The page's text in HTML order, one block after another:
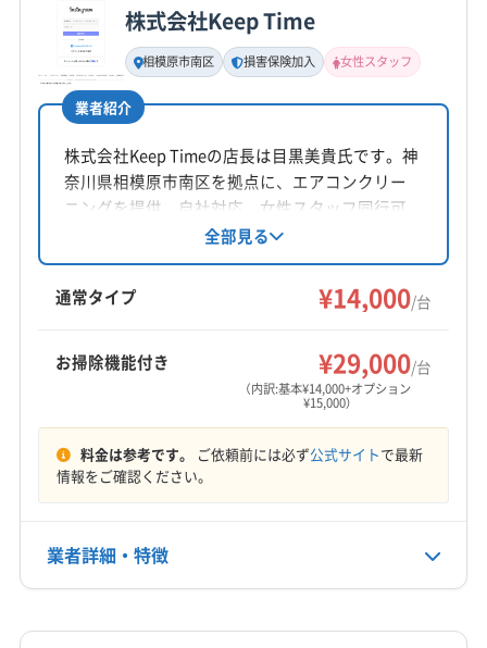
自宅の環境に合わせたお手入れが大切です。
より詳しいお住まいのエリアの情報は、以下の
一覧から各区のページ
株式会社Keep Time
相模原市南区 損害保険加入 女性スタッフ
業者紹介
株式会社Keep Timeの店長は目黒美貴氏です。神
奈川県相模原市南区を拠点に、エアコンクリー
ニングを提供。自社対応、女性スタッフ同行可
能、損害保険加入済みです。大手での業務経験
も豊富で、仕上がりに不満の場合は無料で追加
対応。年中無休で、平日8時から19時、土日祝日
9時から19時まで営業しています。複数台割引や
全部見る
通常タイプ ¥14,000/台
お掃除機能付き ¥29,000/台
（内訳:基本¥14,000+オプション
¥15,000）
料金は参考です。 ご依頼前には必ず公式サイトで最新
情報をご確認ください。
業者詳細・特徴